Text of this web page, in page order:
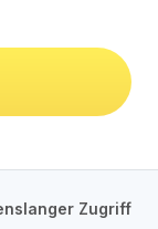
Zugriff